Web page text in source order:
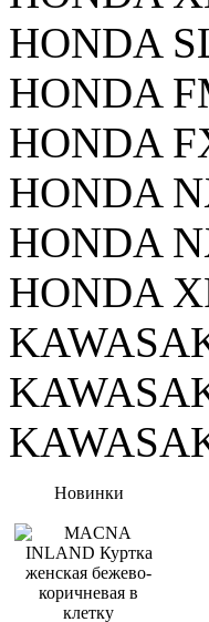
HONDA
HONDA
HONDA
HONDA
HONDA
HONDA
Новинки